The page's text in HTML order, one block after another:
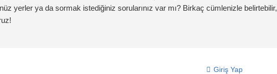
yerler ya da sormak istediğiniz sorularınız var mı? Birkaç cümlenizle belirtebilir,
Giriş Yap